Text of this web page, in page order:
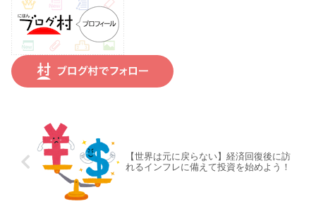
【世界は元に戻らない】経済回復後に訪
れるインフレに備えて投資を始めよう！